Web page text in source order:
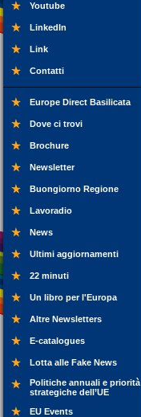
Youtube
LinkedIn
Link
Contatti
Europe Direct Basilicata
Dove ci trovi
Brochure
Newsletter
Buongiorno Regione
Lavoradio
News
Ultimi aggiornamenti
22 minuti
Un libro per l'Europa
Altre Newsletters
E-catalogues
Lotta alle Fake News
Politiche annuali e priorità
strategiche dell’UE
EU Events